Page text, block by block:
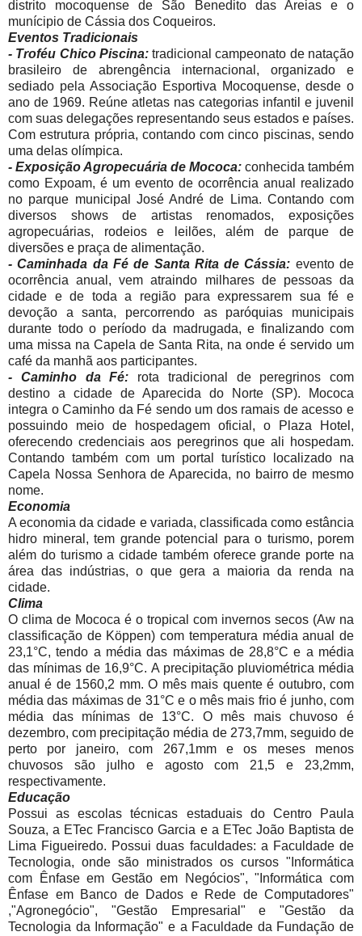
distrito mocoquense de São Benedito das Areias e o
munícipio de Cássia dos Coqueiros.
Eventos Tradicionais
- Troféu Chico Piscina:tradicional campeonato de natação
brasileiro de abrengência internacional, organizado e
sediado pela Associação Esportiva Mocoquense, desde o
ano de 1969. Reúne atletas nas categorias infantil e juvenil
com suas delegações representando seus estados e países.
Com estrutura própria, contando com cinco piscinas, sendo
uma delas olímpica.
- Exposição Agropecuária de Mococa: conhecida também
como Expoam, é um evento de ocorrência anual realizado
no parque municipal José André de Lima. Contando com
diversos shows de artistas renomados, exposições
agropecuárias, rodeios e leilões, além de parque de
diversões e praça de alimentação.
- Caminhada da Fé de Santa Rita de Cássia: evento de
ocorrência anual, vem atraindo milhares de pessoas da
cidade e de toda a região para expressarem sua fé e
devoção a santa, percorrendo as paróquias municipais
durante todo o período da madrugada, e finalizando com
uma missa na Capela de Santa Rita, na onde é servido um
café da manhã aos participantes.
- Caminho da Fé: rota tradicional de peregrinos com
destino a cidade de Aparecida do Norte (SP). Mococa
integra o Caminho da Fé sendo um dos ramais de acesso e
possuindo meio de hospedagem oficial, o Plaza Hotel,
oferecendo credenciais aos peregrinos que ali hospedam.
Contando também com um portal turístico localizado na
Capela Nossa Senhora de Aparecida, no bairro de mesmo
nome.
Economia
A economia da cidade e variada, classificada como estância
hidro mineral, tem grande potencial para o turismo, porem
além do turismo a cidade também oferece grande porte na
área das indústrias, o que gera a maioria da renda na
cidade.
Clima
O clima de Mococa é o tropical com invernos secos (Aw na
classificação de Köppen) com temperatura média anual de
23,1°C, tendo a média das máximas de 28,8°C e a média
das mínimas de 16,9°C. A precipitação pluviométrica média
anual é de 1560,2 mm. O mês mais quente é outubro, com
média das máximas de 31°C e o mês mais frio é junho, com
média das mínimas de 13°C. O mês mais chuvoso é
dezembro, com precipitação média de 273,7mm, seguido de
perto por janeiro, com 267,1mm e os meses menos
chuvosos são julho e agosto com 21,5 e 23,2mm,
respectivamente.
Educação
Possui as escolas técnicas estaduais do Centro Paula
Souza, a ETec Francisco Garcia e a ETec João Baptista de
Lima Figueiredo. Possui duas faculdades: a Faculdade de
Tecnologia, onde são ministrados os cursos "Informática
com Ênfase em Gestão em Negócios", "Informática com
Ênfase em Banco de Dados e Rede de Computadores"
,"Agronegócio", "Gestão Empresarial" e "Gestão da
Tecnologia da Informação" e a Faculdade da Fundação de